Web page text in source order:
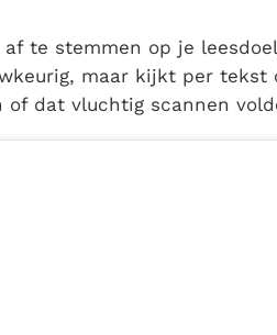
te stemmen op je
maar kijkt per tekst
of dat vluchtig scannen